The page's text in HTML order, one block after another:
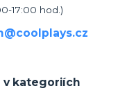
17:00 hod.)
v kategoriích